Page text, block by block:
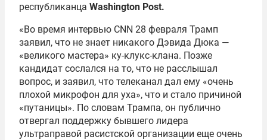
республиканца Washington Post.
«Во время интервью CNN 28 февраля Трамп
заявил, что не знает никакого Дэвида Дюка —
«великого мастера» ку-клукс-клана. Позже
кандидат сослался на то, что не расслышал
вопрос, и заявил, что телеканал дал ему «очень
плохой микрофон для уха», что и стало причиной
«путаницы». По словам Трампа, он публично
отвергал поддержку бывшего лидера
ультраправой расистской организации еще очень